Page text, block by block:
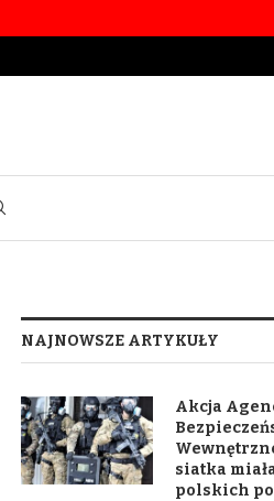
NAJNOWSZE ARTYKUŁY
Akcja
siatka
polskich